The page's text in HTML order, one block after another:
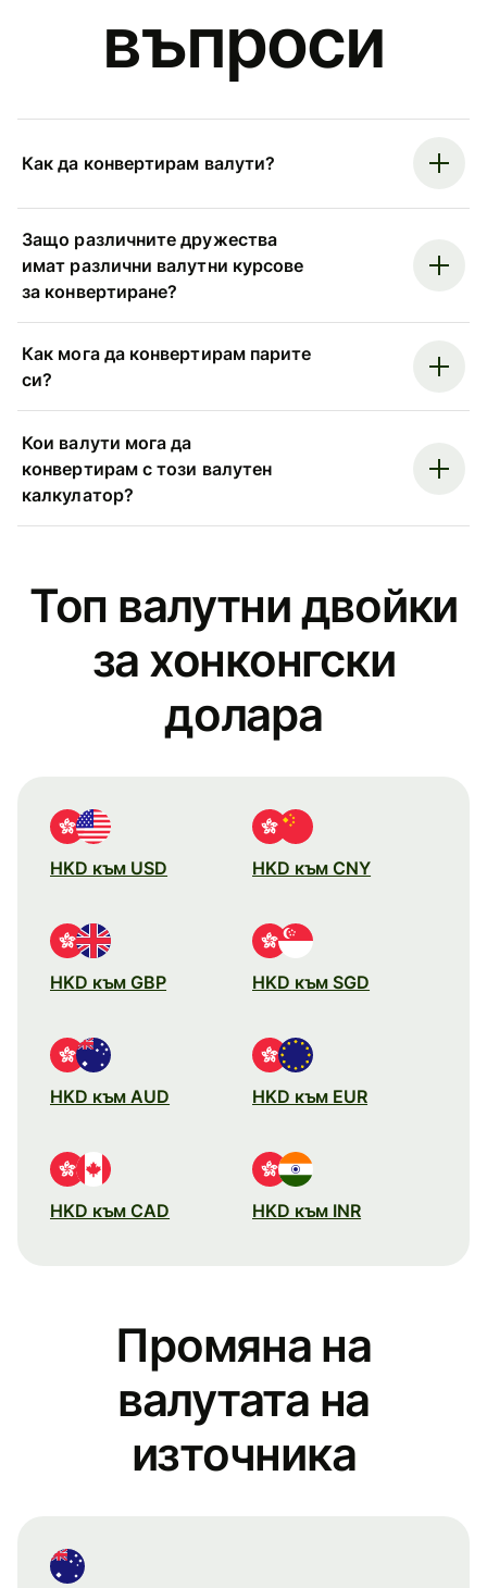
въпроси
Как да конвертирам валути?
Защо различните дружества
имат различни валутни курсове
за конвертиране?
Как мога да конвертирам парите
си?
Кои валути мога да
конвертирам с този валутен
калкулатор?
Топ валутни двойки
за хонконгски
долара
HKD към USD HKD към CNY
HKD към GBP HKD към SGD
HKD към AUD HKD към EUR
HKD към CAD HKD към INR
Промяна на
валутата на
източника